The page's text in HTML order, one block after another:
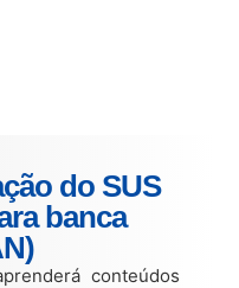
do SUS
banca
conteúdos